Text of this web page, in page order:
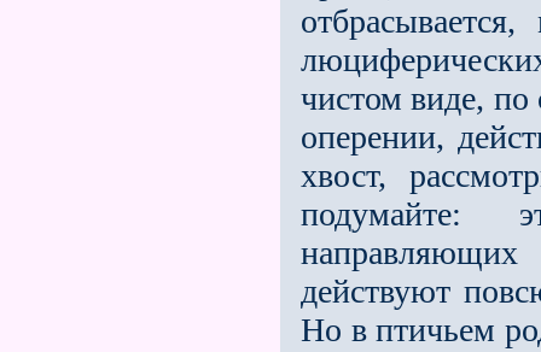
чистом виде,
оперении,
хвост,
подумайте:
действуют
Но в птичьем